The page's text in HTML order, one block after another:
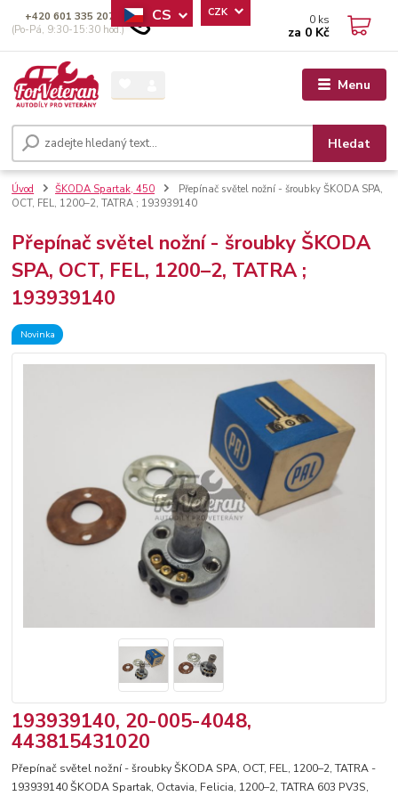
Menu
CS CZK
Hledat
+420 601 335 207
(Po-Pá, 9:30-15:30 hod.)
0 ks
za 0 Kč
Úvod ŠKODA Spartak, 450
Přepínač světel nožní - šroubky ŠKODA SPA,
OCT, FEL, 1200–2, TATRA ; 193939140
Přepínač světel nožní - šroubky ŠKODA
SPA, OCT, FEL, 1200–2, TATRA ;
193939140
Novinka
193939140, 20-005-4048,
443815431020
Přepínač světel nožní - šroubky ŠKODA SPA, OCT, FEL, 1200–2, TATRA -
193939140 ŠKODA Spartak, Octavia, Felicia, 1200–2, TATRA 603 PV3S,